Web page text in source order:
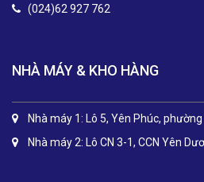
(024)62 927 762
NHÀ MÁY & KHO HÀNG
Nhà máy 1: Lô 5, Yên Phúc,
Nhà máy 2: Lô CN 3-1, CCN Yên